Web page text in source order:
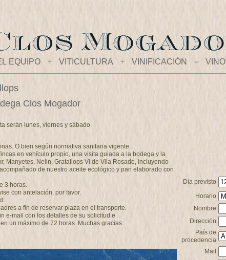
EQUIPO + VITICULTURA + VINIFICACIÓN = VINO
Clos Mogador
serán lunes, viernes y sábado.
O bien según normativa sanitaria vigente.
en vehículo propio, una visita guiada a la bodega y la
Manyetes, Nelin, Gratallops Vi de Vila Rosado, incluyendo
de nuestro aceite ecológico y pan elaborado con
3 horas.
con antelación, por favor.
a fin de reservar plaza en el transporte.
e-mail con los detalles de su solicitud e
un máximo de 72 horas. Muchas gracias.
Día previsto
Horario
Nombre
Dirección
País de
procedencia
Mail